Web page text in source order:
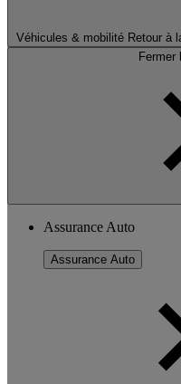
Véhicules & mobilité Retour à
Fermer
Assurance Auto
Assurance Auto